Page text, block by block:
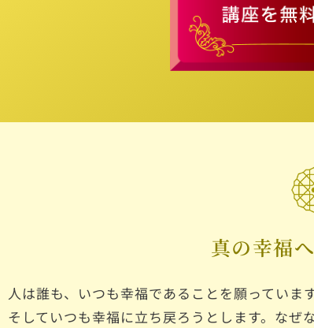
真の幸福
人は誰も、いつも幸福であることを願っています
そしていつも幸福に立ち戻ろうとします。なぜ